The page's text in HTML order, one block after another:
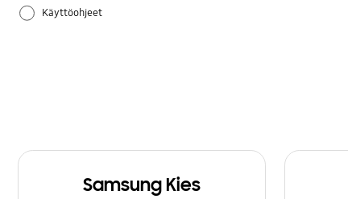
Käyttöohjeet
Samsung Kies